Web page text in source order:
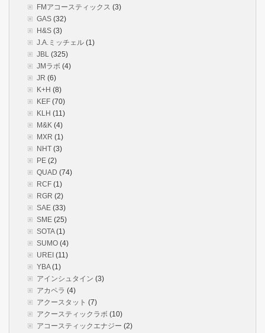
FMアコースティックス (3)
GAS (32)
H&S (3)
J.A.ミッチェル (1)
JBL (325)
JMラボ (4)
JR (6)
K+H (8)
KEF (70)
KLH (11)
M&K (4)
MXR (1)
NHT (3)
PE (2)
QUAD (74)
RCF (1)
RGR (2)
SAE (33)
SME (25)
SOTA(1)
SUMO (4)
UREI (11)
YBA(1)
アインシュタイン (3)
アカペラ (4)
アクースタット (7)
アクースティックラボ (10)
アコースティックエナジー (2)